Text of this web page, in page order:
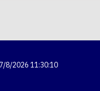
8/2026 11:30:11